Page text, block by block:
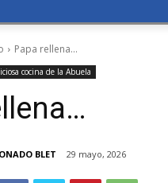
Papa rellena...
cocina de la Abuela
BLET 29 mayo, 2026